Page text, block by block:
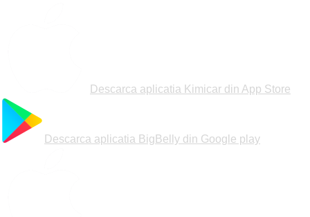
Descarca aplicatia Kimicar din App Store
Descarca aplicatia BigBelly din Google play